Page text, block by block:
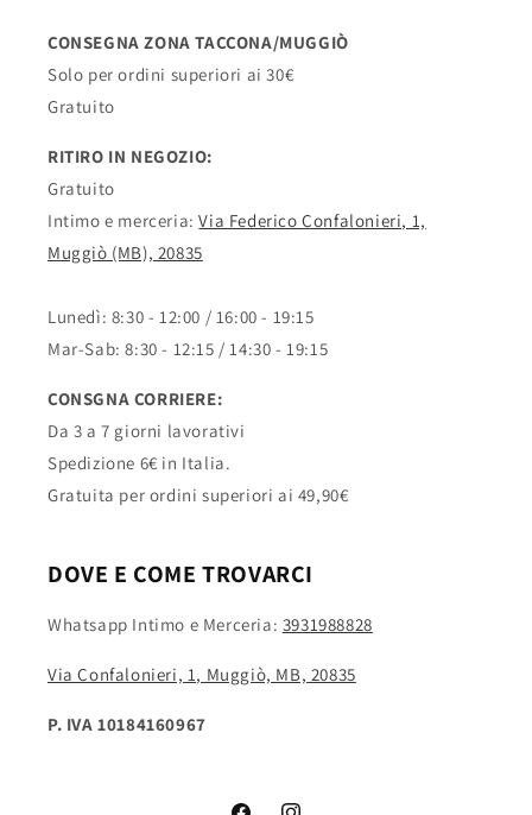
CONSEGNA ZONA TACCONA/MUGGIÒ
Solo per ordini superiori ai 30€
Gratuito
RITIRO IN NEGOZIO:
Gratuito
Intimo e merceria:Via Federico Confalonieri, 1,
Muggiò (MB), 20835
Lunedì: 8:30 - 12:00 / 16:00 - 19:15
Mar-Sab: 8:30 - 12:15 / 14:30 - 19:15
CONSGNA CORRIERE:
Da 3 a 7 giorni lavorativi
Spedizione 6€ in Italia.
Gratuita per ordini superiori ai 49,90€
DOVE E COME TROVARCI
Whatsapp Intimo e Merceria: 3931988828
Via Confalonieri, 1, Muggiò, MB, 20835
P. IVA 10184160967